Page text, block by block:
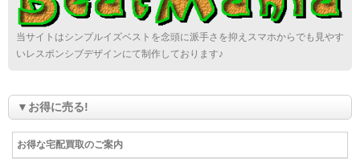
当サイトはシンプルイズベストを念頭に派手さを抑えスマホからでも見やす
いレスポンシブデザインにて制作しております♪
▼お得に売る!
お得な宅配買取のご案内